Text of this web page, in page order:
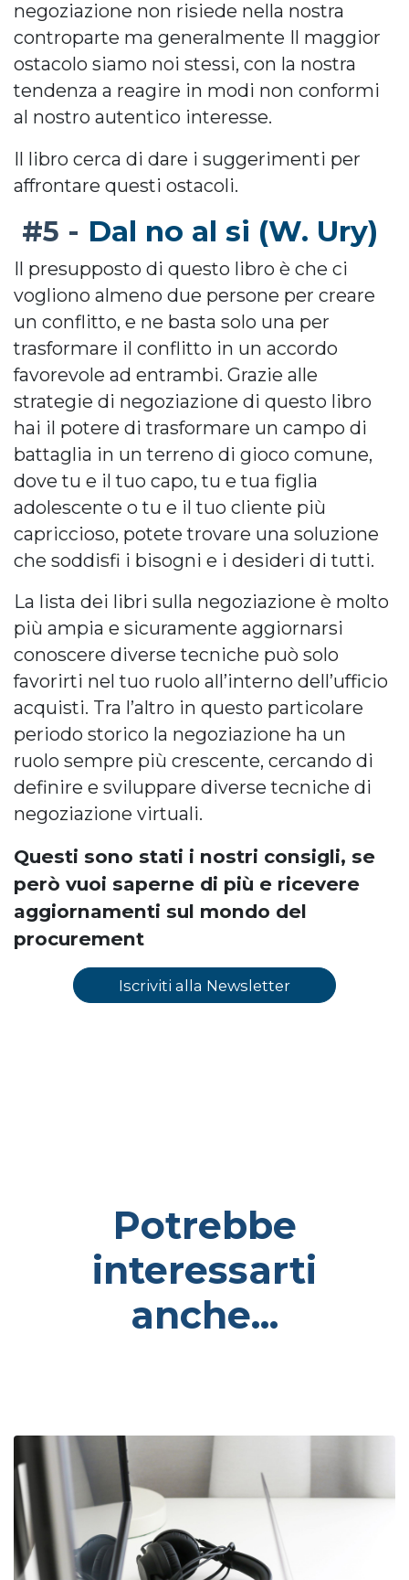
negoziazione non risiede nella nostra
controparte ma generalmente Il maggior
ostacolo siamo noi stessi, con la nostra
tendenza a reagire in modi non conformi
al nostro autentico interesse.
Il libro cerca di dare i suggerimenti per
affrontare questi ostacoli.
#5 - Dal no al si (W. Ury)
Il presupposto di questo libro è che ci
vogliono almeno due persone per creare
un conflitto, e ne basta solo una per
trasformare il conflitto in un accordo
favorevole ad entrambi. Grazie alle
strategie di negoziazione di questo libro
hai il potere di trasformare un campo di
battaglia in un terreno di gioco comune,
dove tu e il tuo capo, tu e tua figlia
adolescente o tu e il tuo cliente più
capriccioso, potete trovare una soluzione
che soddisfi i bisogni e i desideri di tutti.
La lista dei libri sulla negoziazione è molto
più ampia e sicuramente aggiornarsi
conoscere diverse tecniche può solo
favorirti nel tuo ruolo all’interno dell’ufficio
acquisti. Tra l’altro in questo particolare
periodo storico la negoziazione ha un
ruolo sempre più crescente, cercando di
definire e sviluppare diverse tecniche di
negoziazione virtuali.
Questi sono stati i nostri consigli, se
però vuoi saperne di più e ricevere
aggiornamenti sul mondo del
procurement
Iscriviti alla Newsletter
Potrebbe
interessarti
anche...